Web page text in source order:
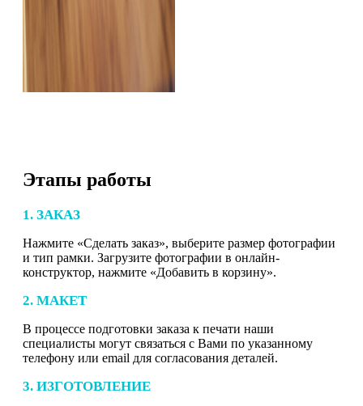
Этапы работы
1. ЗАКАЗ
Нажмите «Сделать заказ», выберите размер фотографии
и тип рамки. Загрузите фотографии в онлайн-
конструктор, нажмите «Добавить в корзину».
2. МАКЕТ
В процессе подготовки заказа к печати наши
специалисты могут связаться с Вами по указанному
телефону или email для согласования деталей.
3. ИЗГОТОВЛЕНИЕ